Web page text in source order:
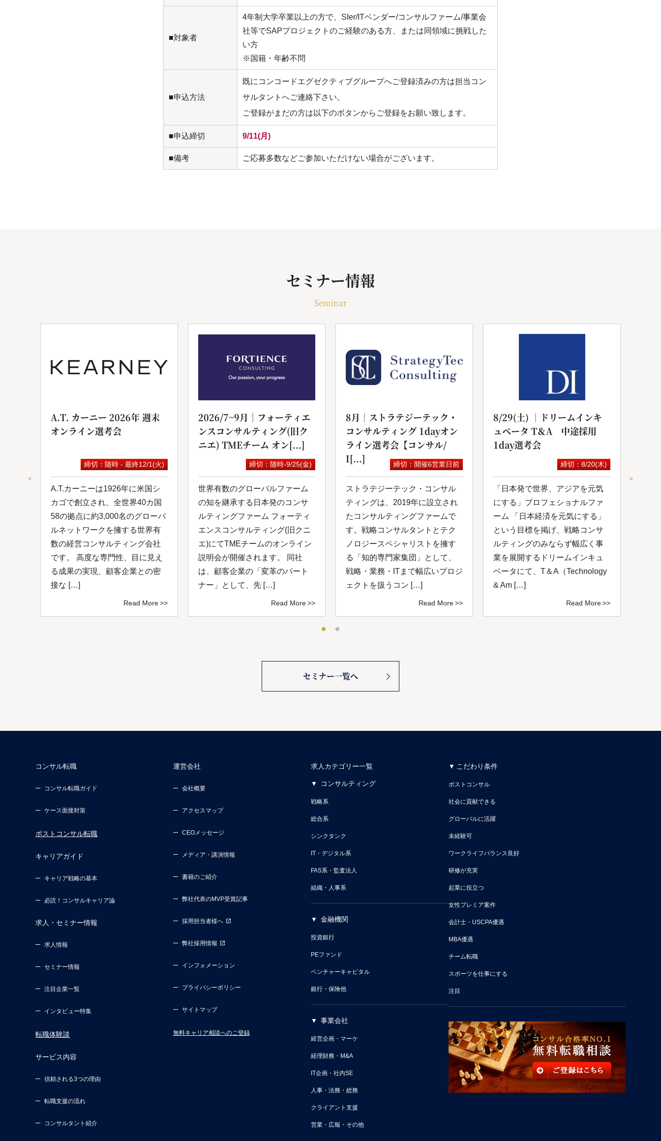
■対象者
4年制大学卒業以上の方で、SIer/ITベンダー/コンサルファーム/事業会
社等でSAPプロジェクトのご経験のある方、または同領域に挑戦した
い方
※国籍・年齢不問
■申込方法
既にコンコードエグゼクティブグループへご登録済みの方は担当コン
サルタントへご連絡下さい。
ご登録がまだの方は以下のボタンからご登録をお願い致します。
■申込締切 9/11(月)
■備考 ご応募多数などご参加いただけない場合がございます。
セミナー情報
Seminar
＜
A.T. カーニー 2026年 週末
オンライン選考会
締切：随時 - 最終12/1(火)
A.T.カーニーは1926年に米国シ
カゴで創立され、全世界40カ国
58の拠点に約3,000名のグローバ
ルネットワークを擁する世界有
数の経営コンサルティング会社
です。 高度な専門性、目に見え
る成果の実現、顧客企業との密
接な […]
Read More
2026/7~9月｜フォーティエ
ンスコンサルティング(旧ク
ニエ) TMEチーム オン[...]
締切：随時-9/25(金)
世界有数のグローバルファーム
の知を継承する日本発のコンサ
ルティングファーム フォーティ
エンスコンサルティング(旧クニ
エ)にてTMEチームのオンライン
説明会が開催されます。 同社
は、顧客企業の「変革のパート
ナー」として、先 […]
Read More
8月｜ストラテジーテック・
コンサルティング 1dayオン
ライン選考会【コンサル/
I[...]
締切：開催6営業日前
ストラテジーテック・コンサル
ティングは、2019年に設立され
たコンサルティングファームで
す。戦略コンサルタントとテク
ノロジースペシャリストを擁す
る「知的専⾨家集団」として、
戦略・業務・ITまで幅広いプロジ
ェクトを扱うコン […]
Read More
8/29(土) ｜ドリームインキ
ュベータ T＆A 中途採用
1day選考会
締切：8/20(木)
「日本発で世界、アジアを元気
にする」プロフェショナルファ
ーム 「日本経済を元気にする」
という目標を掲げ、戦略コンサ
ルティングのみならず幅広く事
業を展開するドリームインキュ
ベータにて、T＆A（Technology
& Am […]
Read More
＞
セミナー一覧へ
コンサル転職
コンサル転職ガイド
ケース面接対策
ポストコンサル転職
キャリアガイド
キャリア戦略の基本
必読！コンサルキャリア論
求人・セミナー情報
求人情報
セミナー情報
注目企業一覧
インタビュー特集
転職体験談
サービス内容
信頼される3つの理由
転職支援の流れ
コンサルタント紹介
運営会社
会社概要
アクセスマップ
CEOメッセージ
メディア・講演情報
書籍のご紹介
弊社代表のMVP受賞記事
採用担当者様へ
弊社採用情報
インフォメーション
プライバシーポリシー
サイトマップ
無料キャリア相談へのご登録
求人カテゴリー一覧
コンサルティング
戦略系
総合系
シンクタンク
IT・デジタル系
FAS系・監査法人
組織・人事系
金融機関
投資銀行
PEファンド
ベンチャーキャピタル
銀行・保険他
事業会社
経営企画・マーケ
経理財務・M&A
IT企画・社内SE
人事・法務・総務
クライアント支援
営業・広報・その他
こだわり条件
ポストコンサル
社会に貢献できる
グローバルに活躍
未経験可
ワークライフバランス良好
研修が充実
起業に役立つ
女性プレミア案件
会計士・USCPA優遇
MBA優遇
チーム転職
スポーツを仕事にする
注目